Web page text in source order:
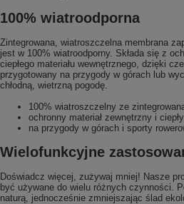
100% wiatroodporna
Zintegrowana, wiatroszczelna membrana
jest w 100% wiatroodporny. Składa się z
ciepłego materiału wewnętrznego, dzięki
przygotowany na przygody w górach lub
chłodną, wietrzną pogodę.
100% wiatroszczelny ze
ochronny materiał zewnętrzny i
na przygody w górach i sporty
Wielofunkcyjne
Doświadcz więcej, zużywaj mniej! Nasze
być używane do wielu różnych czynności.
naturą, jednocześnie zmniejszając ślad